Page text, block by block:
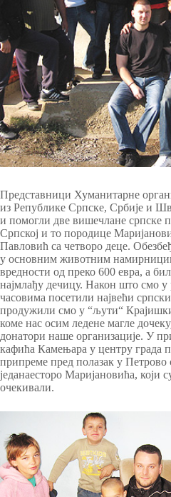
Представници Хуманитарне
из Републике Српске, Србије и
и помогли две вишечлане српске
Српској и то породице
Павловић са четворо деце.
у основним животним
вредности од преко 600 евра, а
најмлађу дечицу. Након што смо
часовима посетили највећи
продужили смо у “љути“
коме нас осим ледене магле
донатори наше организације. У
кафића Камењара у центру града
припреме пред полазак у
једанаесторо Маријановића, који
очекивали.